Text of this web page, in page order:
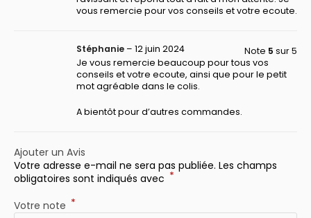
vous remercie pour vos conseils et votre ecoute.
Note 5 sur 5
Stéphanie – 12 juin 2024
Je vous remercie beaucoup pour tous vos
conseils et votre ecoute, ainsi que pour le petit
mot agréable dans le colis.
A bientôt pour d’autres commandes.
Ajouter un Avis
Votre adresse e-mail ne sera pas publiée. Les champs
obligatoires sont indiqués avec *
Votre note *